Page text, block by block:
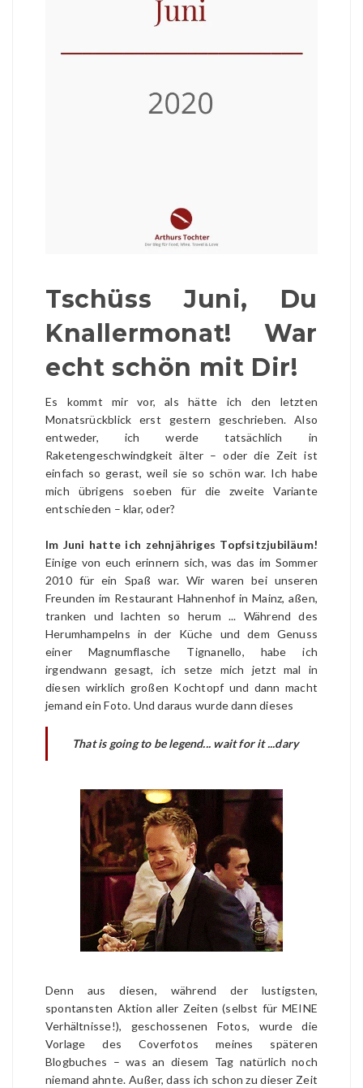
Tschüss Juni, Du
Knallermonat! War
echt schön mit Dir!
Es kommt mir vor, als hätte ich den letzten
Monatsrückblick erst gestern geschrieben. Also
entweder, ich werde tatsächlich in
Raketengeschwindgkeit älter – oder die Zeit ist
einfach so gerast, weil sie so schön war. Ich habe
mich übrigens soeben für die zweite Variante
entschieden – klar, oder?
Im Juni hatte ich zehnjähriges Topfsitzjubiläum!
Einige von euch erinnern sich, was das im Sommer
2010 für ein Spaß war. Wir waren bei unseren
Freunden im Restaurant Hahnenhof in Mainz, aßen,
tranken und lachten so herum ... Während des
Herumhampelns in der Küche und dem Genuss
einer Magnumflasche Tignanello, habe ich
irgendwann gesagt, ich setze mich jetzt mal in
diesen wirklich großen Kochtopf und dann macht
jemand ein Foto. Und daraus wurde dann dieses
That is going to be legend... wait for it ...dary
Denn aus diesen, während der lustigsten,
spontansten Aktion aller Zeiten (selbst für MEINE
Verhältnisse!), geschossenen Fotos, wurde die
Vorlage des Coverfotos meines späteren
Blogbuches – was an diesem Tag natürlich noch
niemand ahnte. Außer, dass ich schon zu dieser Zeit